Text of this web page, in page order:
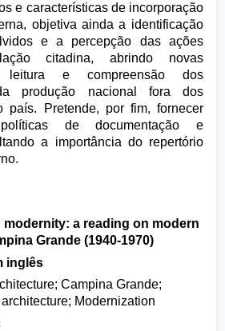
e características de incorporação
objetiva ainda a identificação
e a percepção das ações
citadina, abrindo novas
leitura e compreensão dos
produção nacional fora dos
país. Pretende, por fim, fornecer
de documentação e
a importância do repertório
modernity: a reading on modern
Grande (1940-1970)
inglês
Campina Grande;
Modernization